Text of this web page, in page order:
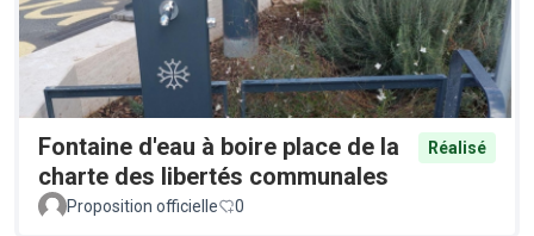
Fontaine d'eau à boire place de la
charte des libertés communales
Réalisé
Proposition officielle 0